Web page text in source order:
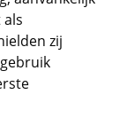
zij